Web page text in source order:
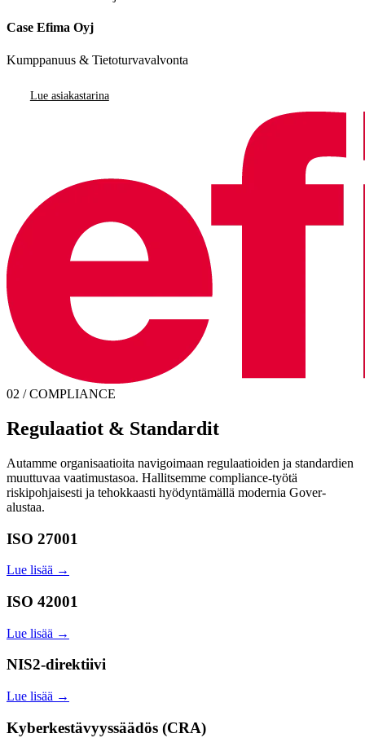
Case Efima Oyj
Kumppanuus & Tietoturvavalvonta
Lue asiakastarina
02 / COMPLIANCE
Regulaatiot & Standardit
Autamme organisaatioita navigoimaan regulaatioiden ja standardien
muuttuvaa vaatimustasoa. Hallitsemme compliance-työtä
riskipohjaisesti ja tehokkaasti hyödyntämällä modernia Gover-
alustaa.
ISO 27001
Lue lisää →
ISO 42001
Lue lisää →
NIS2-direktiivi
Lue lisää →
Kyberkestävyyssäädös (CRA)